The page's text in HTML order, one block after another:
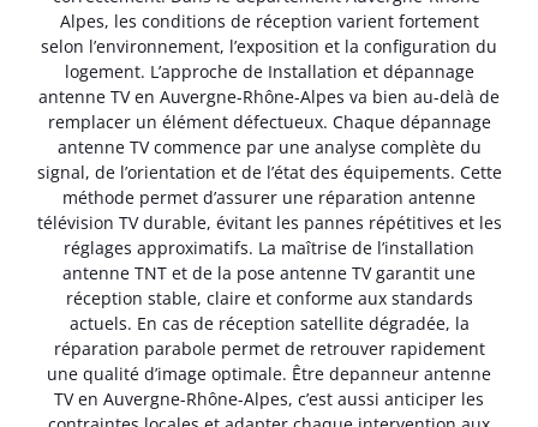
Alpes, les conditions de réception varient fortement
selon l’environnement, l’exposition et la configuration du
logement. L’approche de Installation et dépannage
antenne TV en Auvergne-Rhône-Alpes va bien au-delà de
remplacer un élément défectueux. Chaque dépannage
antenne TV commence par une analyse complète du
signal, de l’orientation et de l’état des équipements. Cette
méthode permet d’assurer une réparation antenne
télévision TV durable, évitant les pannes répétitives et les
réglages approximatifs. La maîtrise de l’installation
antenne TNT et de la pose antenne TV garantit une
réception stable, claire et conforme aux standards
actuels. En cas de réception satellite dégradée, la
réparation parabole permet de retrouver rapidement
une qualité d’image optimale. Être depanneur antenne
TV en Auvergne-Rhône-Alpes, c’est aussi anticiper les